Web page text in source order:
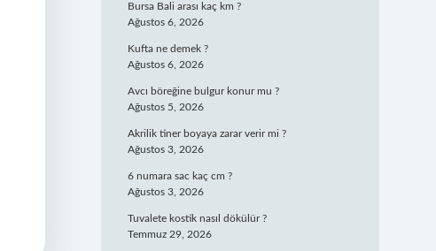
Bursa Bali arası kaç km ?
Ağustos 6, 2026
Kufta ne demek ?
Ağustos 6, 2026
Avcı böreğine bulgur konur mu ?
Ağustos 5, 2026
Akrilik tiner boyaya zarar verir mi ?
Ağustos 3, 2026
6 numara sac kaç cm ?
Ağustos 3, 2026
Tuvalete kostik nasıl dökülür ?
Temmuz 29, 2026